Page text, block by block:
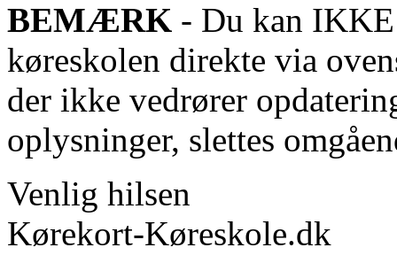
BEMÆRK - Du kan IKKE
køreskolen direkte via
der ikke vedrører
oplysninger, slettes
Venlig hilsen
Kørekort-Køreskole.dk